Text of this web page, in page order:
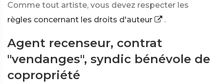
Comme tout artiste, vous devez respecter les
règles concernant les droits d'auteur
.
Agent recenseur, contrat
"vendanges", syndic bénévole de
copropriété